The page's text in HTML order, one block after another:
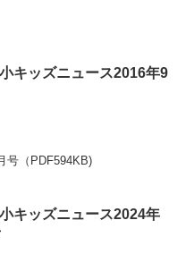
キッズニュース2016年9
号（PDF594KB)
キッズニュース2024年